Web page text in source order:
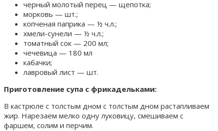
черный молотый перец — щепотка;
морковь — шт.;
копченая паприка — ½ ч.л.;
хмели-сунели — ½ ч.л.;
томатный сок — 200 мл;
чечевица — 180 мл
кабачки;
лавровый лист — шт.
Приготовление супа с фрикадельками:
В кастрюле с толстым дном с толстым дном растапливаем
жир. Нарезаем мелко одну луковицу, смешиваем с
фаршем, солим и перчим.